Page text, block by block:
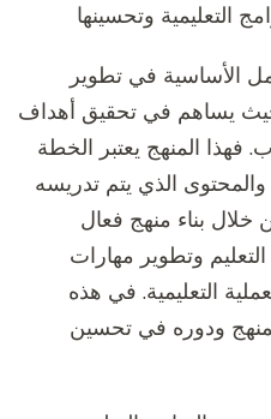
التعليمية وتحسينها
الأساسية في تطوير
حيث يساهم في تحقيق أهداف
فهذا المنهج يعتبر الخطة
والمحتوى الذي يتم تدريسه
بناء منهج فعال
وتطوير مهارات
التعليمية. في هذه
ودوره في تحسين